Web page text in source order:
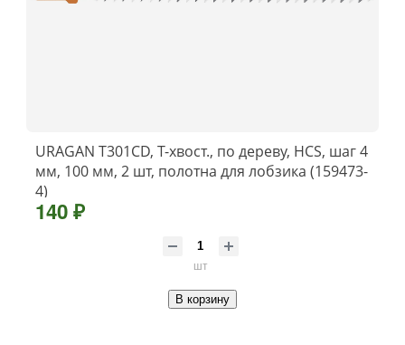
URAGAN T301CD, T-хвост., по дереву, HCS, шаг 4
мм, 100 мм, 2 шт, полотна для лобзика (159473-
4)
140 ₽
шт
В корзину